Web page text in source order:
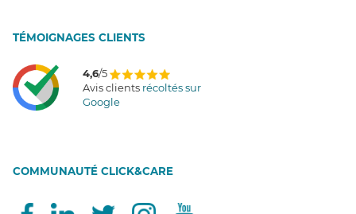
TÉMOIGNAGES CLIENTS
4,6/5
Avis clients récoltés sur
Google
COMMUNAUTÉ CLICK&CARE